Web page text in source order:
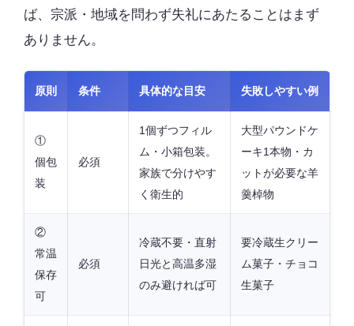
ば、宗派・地域を問わず失礼にあたることはまず
ありません。
原則 条件 具体的な目安 失敗しやすい例
①
個包
装
必須
1個ずつフィル
ム・小箱包装。
家族で分けやす
く衛生的
大型パウンドケ
ーキ1本物・カ
ットが必要な羊
羹棹物
②
常温
保存
可
必須
冷蔵不要・直射
日光と高温多湿
のみ避ければ可
要冷蔵生クリー
ム菓子・チョコ
生菓子